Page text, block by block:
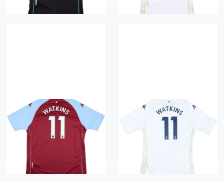
2020-21 Aston Villa
Home Shirt Watkins
#11 - 10/10 - (3XL)
731 kr / £83.99
2020-21 Aston Villa
Third Shirt Watkins
#11 - 10/10 - (XXL)
731 kr / £83.99